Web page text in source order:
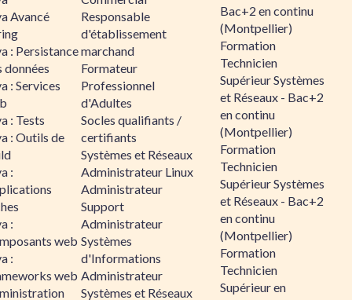
Avancé
: Persistance
données
: Services
: Tests
: Outils de
:
:
web
:
web
Responsable
d'établissement
marchand
Formateur
Professionnel
d'Adultes
Socles qualifiants /
certifiants
Systèmes et Réseaux
Administrateur Linux
Administrateur
Support
Administrateur
Systèmes
d'Informations
Administrateur
Systèmes et Réseaux
Bac+2 en continu
(Montpellier)
Formation
Technicien
Supérieur Systèmes
et Réseaux - Bac+2
en continu
(Montpellier)
Formation
Technicien
Supérieur Systèmes
et Réseaux - Bac+2
en continu
(Montpellier)
Formation
Technicien
Supérieur en